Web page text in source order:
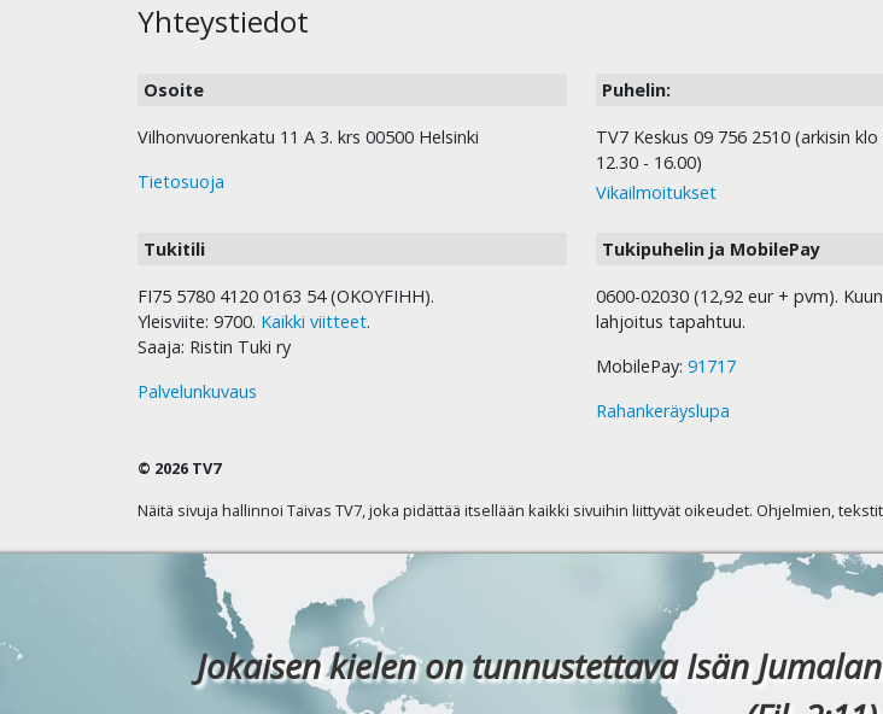
Yhteystiedot
Osoite
Vilhonvuorenkatu 11 A 3. krs 00500 Helsinki
Tietosuoja
Puhelin:
TV7 Keskus 09 756 2510 (arkisin
12.30 - 16.00)
Vikailmoitukset
Tukitili
FI75 5780 4120 0163 54 (OKOYFIHH).
Yleisviite: 9700. Kaikki viitteet.
Saaja: Ristin Tuki ry
Palvelunkuvaus
Tukipuhelin ja MobilePay
0600-02030 (12,92 eur + pvm).
lahjoitus tapahtuu.
MobilePay: 91717
Rahankeräyslupa
© 2026 TV7
Näitä sivuja hallinnoi Taivas TV7, joka pidättää itsellään kaikki sivuihin liittyvät oikeudet. Ohjelmien,
Jokaisen kielen on tunnustettava Isän